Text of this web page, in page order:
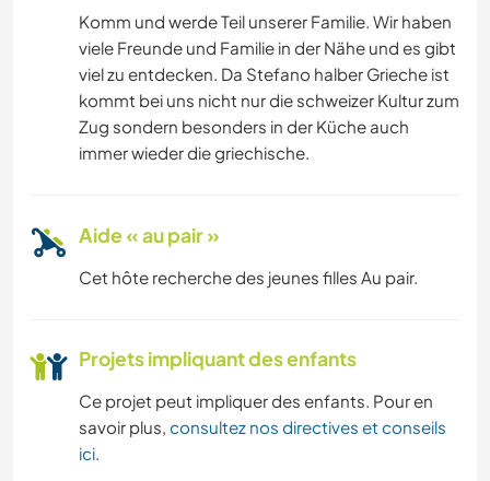
SPORTS NAUTIQUES
ACTIVITÉS EN PLEIN AIR
NATURE
CAMPING
Komm und werde Teil unserer Familie. Wir haben
viele Freunde und Familie in der Nähe und es gibt
viel zu entdecken. Da Stefano halber Grieche ist
kommt bei uns nicht nur die schweizer Kultur zum
Zug sondern besonders in der Küche auch
immer wieder die griechische.
Aide « au pair »
Cet hôte recherche des jeunes filles Au pair.
Projets impliquant des enfants
Ce projet peut impliquer des enfants. Pour en
savoir plus, consultez nos directives et conseils
ici.